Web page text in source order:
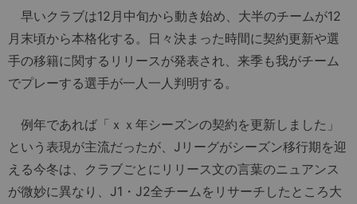
早いクラブは12月中旬から動き始め、大半のチームが12
月末頃から本格化する。日々決まった時間に契約更新や選
手の移籍に関するリリースが発表され、来季も我がチーム
でプレーする選手が一人一人判明する。
例年であれば「ｘｘ年シーズンの契約を更新しました」
という表現が主流だったが、Jリーグがシーズン移行期を迎
える今冬は、クラブごとにリリース文の言葉のニュアンス
が微妙に異なり、J1・J2全チームをリサーチしたところ大